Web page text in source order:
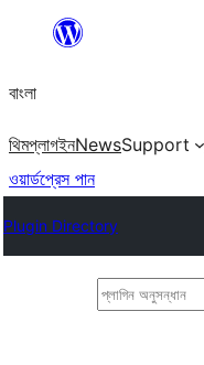
যান
বাংলা
থিমপ্লাগইনNewsSupport
ওয়ার্ডপ্রেস পান
Plugin Directory
প্লাগিন